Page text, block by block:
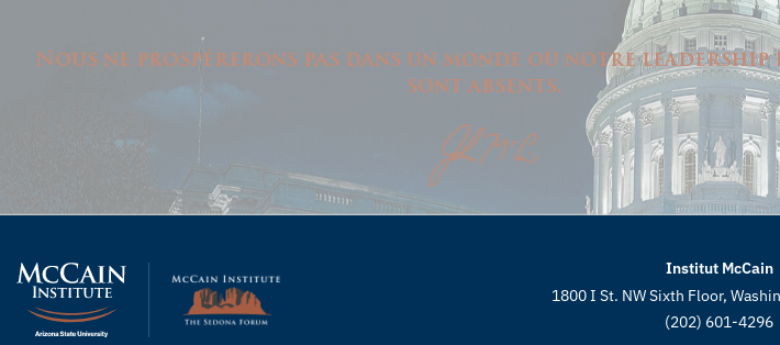
Nous ne prospérerons pas dans un monde où notre leadership
sont absents.
Institut McCain
1800 I St. NW Sixth Floor,
(202) 601-4296